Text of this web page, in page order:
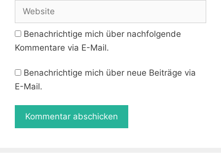
Website
Benachrichtige mich über nachfolgende
Kommentare via E-Mail.
Benachrichtige mich über neue Beiträge via
E-Mail.